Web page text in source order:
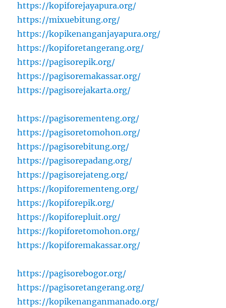
https://kopiforejayapura.org/
https://mixuebitung.org/
https://kopikenanganjayapura.org/
https://kopiforetangerang.org/
https://pagisorepik.org/
https://pagisoremakassar.org/
https://pagisorejakarta.org/
https://pagisorementeng.org/
https://pagisoretomohon.org/
https://pagisorebitung.org/
https://pagisorepadang.org/
https://pagisorejateng.org/
https://kopiforementeng.org/
https://kopiforepik.org/
https://kopiforepluit.org/
https://kopiforetomohon.org/
https://kopiforemakassar.org/
https://pagisorebogor.org/
https://pagisoretangerang.org/
https://kopikenanganmanado.org/